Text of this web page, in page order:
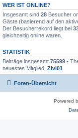
WER IST ONLINE?
Insgesamt sind 28 Besucher
Gäste (basierend auf den
Der Besucherrekord liegt bei
gleichzeitig online waren.
STATISTIK
Beiträge insgesamt 75599 •
neuestes Mitglied: Zivi01
Foren-Übersicht
Powered